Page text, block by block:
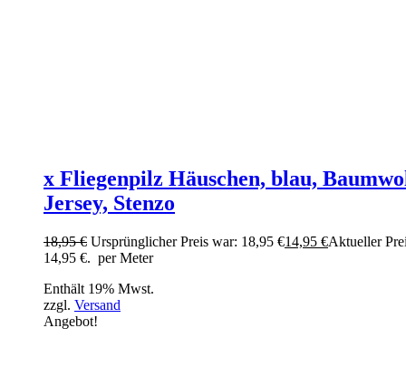
x Fliegenpilz Häuschen, blau,
Jersey, Stenzo
18,95€ Ursprünglicher Preis war: 18,95 €14,95 €Aktueller
14,95 €. per Meter
Enthält 19% Mwst.
zzgl. Versand
Angebot!